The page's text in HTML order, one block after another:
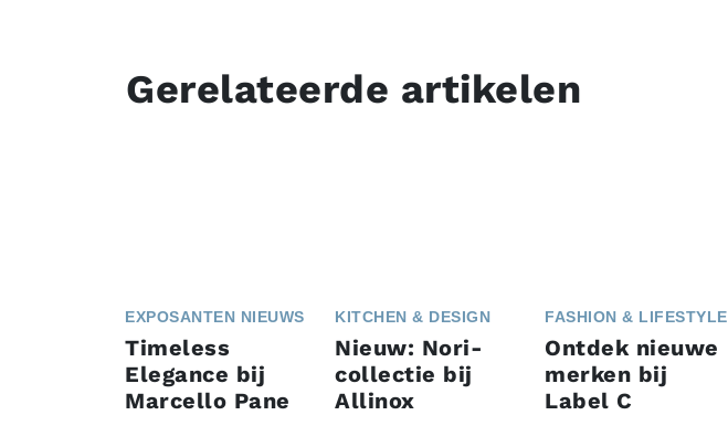
Gerelateerde artikelen
EXPOSANTEN NIEUWS
Timeless
Elegance bij
Marcello Pane
KITCHEN & DESIGN
Nieuw: Nori-
collectie bij
Allinox
FASHION & LIFESTYLE
Ontdek nieuwe
merken bij
Label C